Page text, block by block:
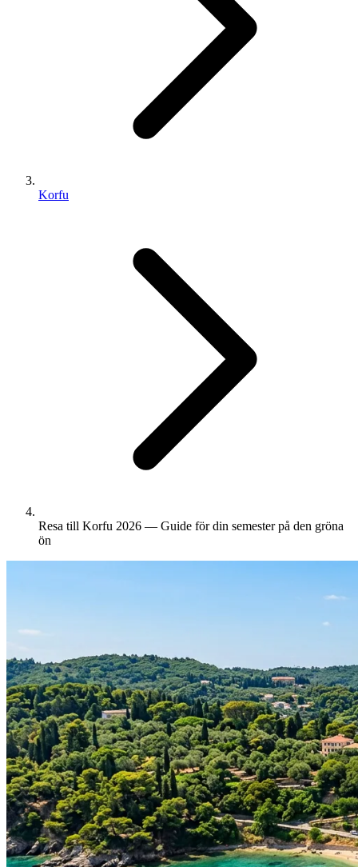
Korfu
Resa till Korfu 2026 — Guide för din semester på den gröna
ön